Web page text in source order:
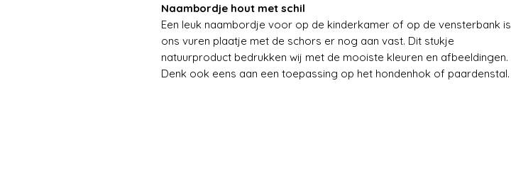
Naambordje hout met schil
Een leuk naambordje voor op de kinderkamer of op de vensterbank is
ons vuren plaatje met de schors er nog aan vast. Dit stukje
natuurproduct bedrukken wij met de mooiste kleuren en afbeeldingen.
Denk ook eens aan een toepassing op het hondenhok of paardenstal.